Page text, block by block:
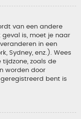
van een andere
is, moet je naar
in een
Sydney, enz.). Wees
zoals de
worden door
bent is